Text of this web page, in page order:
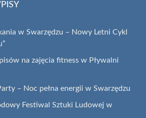
w Swarzędzu – Nowy Letni Cykl
na zajęcia fitness w Pływalni
– Noc pełna energii w Swarzędzu
Festiwal Sztuki Ludowej w